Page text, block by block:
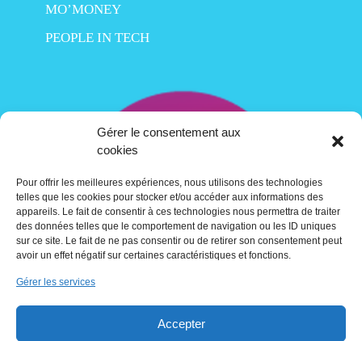
Gérer le consentement aux
cookies
Pour offrir les meilleures expériences, nous utilisons des technologies
telles que les cookies pour stocker et/ou accéder aux informations des
appareils. Le fait de consentir à ces technologies nous permettra de traiter
des données telles que le comportement de navigation ou les ID uniques
sur ce site. Le fait de ne pas consentir ou de retirer son consentement peut
avoir un effet négatif sur certaines caractéristiques et fonctions.
Gérer les services
Accepter
MO’MONEY
PEOPLE IN TECH